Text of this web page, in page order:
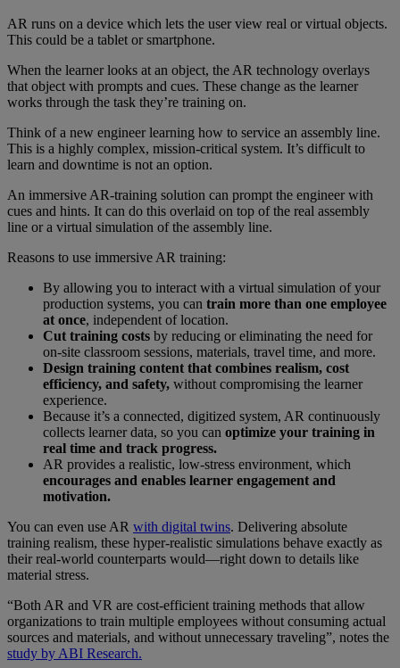
AR runs on a device which lets the user view real or virtual objects.
This could be a tablet or smartphone.
When the learner looks at an object, the AR technology overlays
that object with prompts and cues. These change as the learner
works through the task they’re training on.
Think of a new engineer learning how to service an assembly line.
This is a highly complex, mission-critical system. It’s difficult to
learn and downtime is not an option.
An immersive AR-training solution can prompt the engineer with
cues and hints. It can do this overlaid on top of the real assembly
line or a virtual simulation of the assembly line.
Reasons to use immersive AR training:
By allowing you to interact with a virtual simulation of your
production systems, you can train more than one employee
at once, independent of location.
Cut training costs by reducing or eliminating the need for
on-site classroom sessions, materials, travel time, and more.
Design training content that combines realism, cost
efficiency, and safety, without compromising the learner
experience.
Because it’s a connected, digitized system, AR continuously
collects learner data, so you can optimize your training in
real time and track progress.
AR provides a realistic, low-stress environment, which
encourages and enables learner engagement and
motivation.
You can even use AR with digital twins. Delivering absolute
training realism, these hyper-realistic simulations behave exactly as
their real-world counterparts would—right down to details like
material stress.
“Both AR and VR are cost-efficient training methods that allow
organizations to train multiple employees without consuming actual
sources and materials, and without unnecessary traveling”, notes the
study by ABI Research.